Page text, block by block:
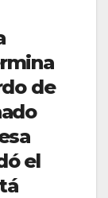
de
el